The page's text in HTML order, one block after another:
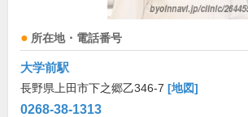
所在地・電話番号
大学前駅
長野県上田市下之郷乙346-7 [地図]
0268-38-1313